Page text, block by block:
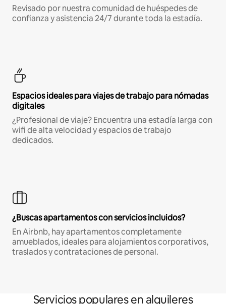
Revisado por nuestra comunidad de huéspedes de
confianza y asistencia 24/7 durante toda la estadía.
Espacios ideales para viajes de trabajo para nómadas
digitales
¿Profesional de viaje? Encuentra una estadía larga con
wifi de alta velocidad y espacios de trabajo
dedicados.
¿Buscas apartamentos con servicios incluidos?
En Airbnb, hay apartamentos completamente
amueblados, ideales para alojamientos corporativos,
traslados y contrataciones de personal.
Servicios populares en alquileres